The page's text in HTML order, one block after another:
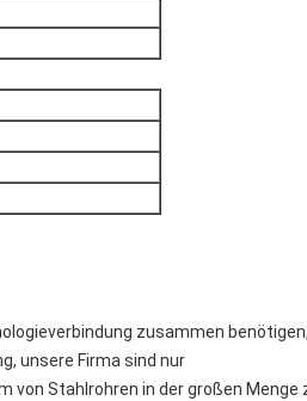
zusammen benötigen,
unsere Firma sind nur
von Stahlrohren in der großen Menge